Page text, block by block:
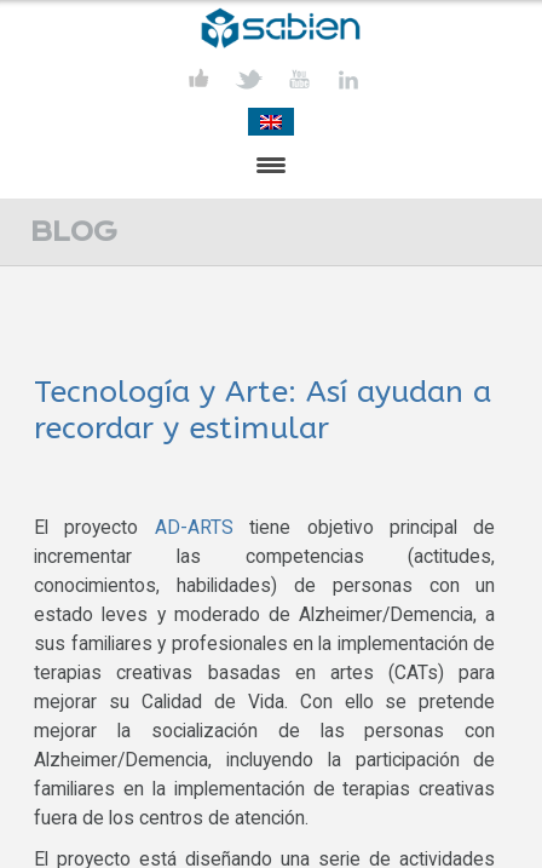
PRESENTACIÓN
ACTIVIDADES
COMUNICACIÓN
BLOG
Tecnología y Arte: Así ayudan a
recordar y estimular
El proyecto AD-ARTS tiene objetivo principal de
incrementar las competencias (actitudes,
conocimientos, habilidades) de personas con un
estado leves y moderado de Alzheimer/Demencia, a
sus familiares y profesionales en la implementación de
terapias creativas basadas en artes (CATs) para
mejorar su Calidad de Vida. Con ello se pretende
mejorar la socialización de las personas con
Alzheimer/Demencia, incluyendo la participación de
familiares en la implementación de terapias creativas
fuera de los centros de atención.
El proyecto está diseñando una serie de actividades